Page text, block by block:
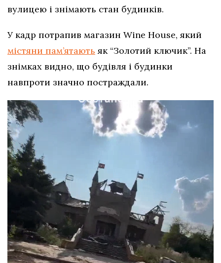
вулицею і знімають стан будинків.
У кадр потрапив магазин Wine House, який
містяни пам’ятають як “Золотий ключик”. На
знімках видно, що будівля і будинки
навпроти значно постраждали.